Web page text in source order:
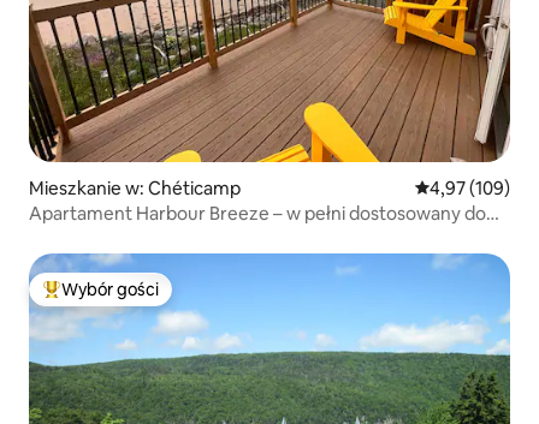
Mieszkanie w: Chéticamp Średnia
4,97 (109)
Apartament Harbour Breeze – w pełni dostosowany do
Najpopularniejsze z kategorii Wybór gości
Wybór gości